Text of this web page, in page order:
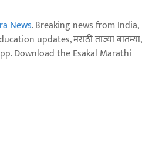
News. Breaking news from India,
updates, मराठी ताज्या बातम्या,
Download the Esakal Marathi